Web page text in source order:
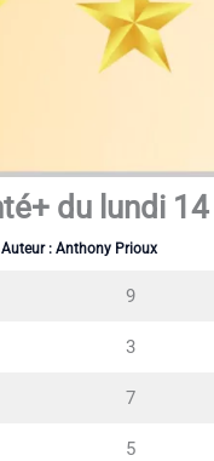
du lundi
Auteur : Anthony Prioux
9
3
7
5